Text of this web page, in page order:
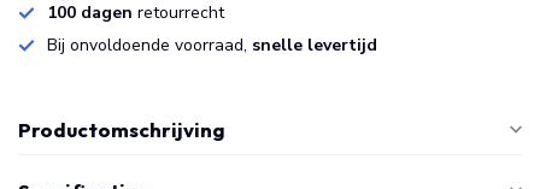
100 dagen retourrecht
Bij onvoldoende voorraad, snelle levertijd
Productomschrijving